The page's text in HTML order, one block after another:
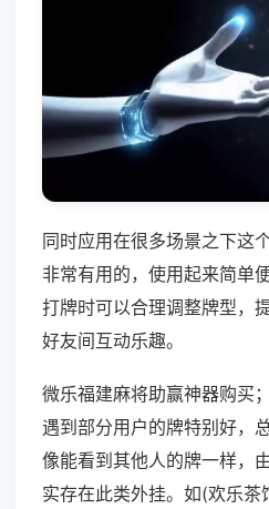
同时应用在很多场景之下这
非常有用的，使用起来简单
打牌时可以合理调整牌型，
好友间互动乐趣。
微乐福建麻将助赢神器购买
遇到部分用户的牌特别好，
像能看到其他人的牌一样，
实存在此类外挂。如(欢乐茶